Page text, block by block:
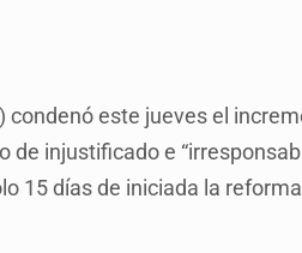
condenó este jueves el
injustificado e
15 días de iniciada la